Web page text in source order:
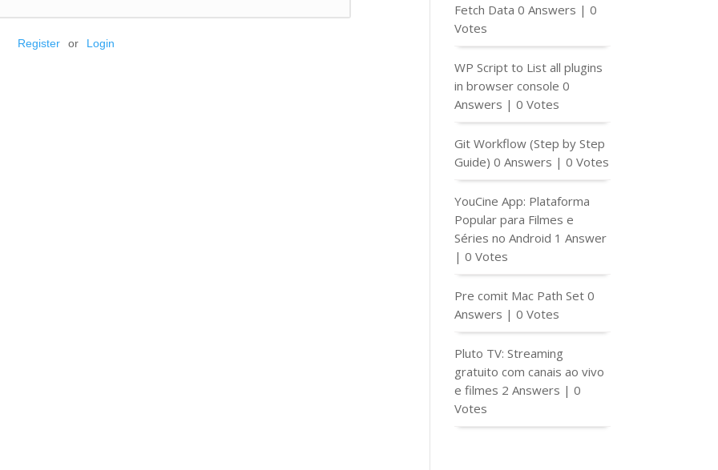
Register or Login
Fetch Data 0 Answers |0
Votes
WP Script to List all plugins
in browser console 0
Answers |0 Votes
Git Workflow (Step by Step
Guide) 0 Answers |0 Votes
YouCine App: Plataforma
Popular para Filmes e
Séries no Android 1 Answer
|0 Votes
Pre comit Mac Path Set 0
Answers |0 Votes
Pluto TV: Streaming
gratuito com canais ao vivo
e filmes 2 Answers |0
Votes